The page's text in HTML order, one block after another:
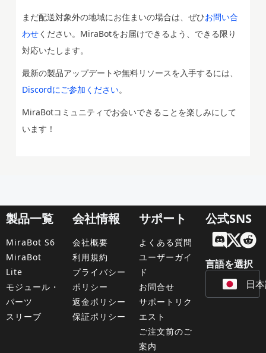
まだ配送対象外の地域にお住まいの場合は、ぜひお問い合
わせください。MiraBotをお届けできるよう、できる限り
対応いたします。
最新の製品アップデートや無料リソースを入手するには、
Discordにご参加ください。
MiraBotコミュニティでお会いできることを楽しみにして
います！
製品一覧
MiraBot S6
MiraBot
Lite
モジュール・
パーツ
スリーブ
会社情報
会社概要
利用規約
プライバシー
ポリシー
返金ポリシー
保証ポリシー
サポート
よくある質問
ユーザーガイ
ド
お問合せ
サポートリク
エスト
ご注文前のご
案内
公式SNS
言語を選択
日